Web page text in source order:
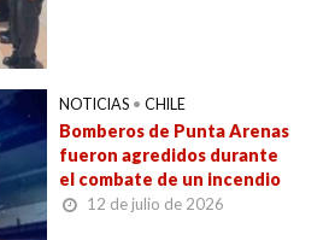
NOTICIAS • CHILE
Bomberos de Punta Arenas
fueron agredidos durante
el combate de un incendio
12 de julio de 2026